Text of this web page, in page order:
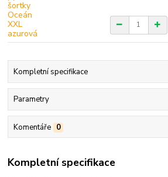
Kompletní specifikace
Parametry
Komentáře 0
Kompletní specifikace